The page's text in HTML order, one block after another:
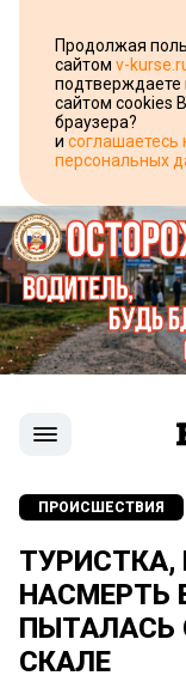
Продолжая
сайтом v-
подтверждаете
сайтом cookies
браузера?
и соглашаетесь
персональных
ПРОИСШЕСТВИЯ
​ТУРИСТКА,
НАСМЕРТЬ
ПЫТАЛАСЬ
СКАЛЕ